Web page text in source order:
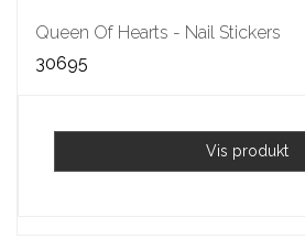
Queen Of Hearts - Nail Stickers
30695
Vis produkt